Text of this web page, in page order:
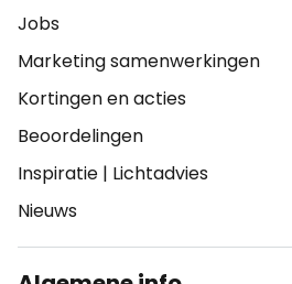
Jobs
Marketing samenwerkingen
Kortingen en acties
Beoordelingen
Inspiratie | Lichtadvies
Nieuws